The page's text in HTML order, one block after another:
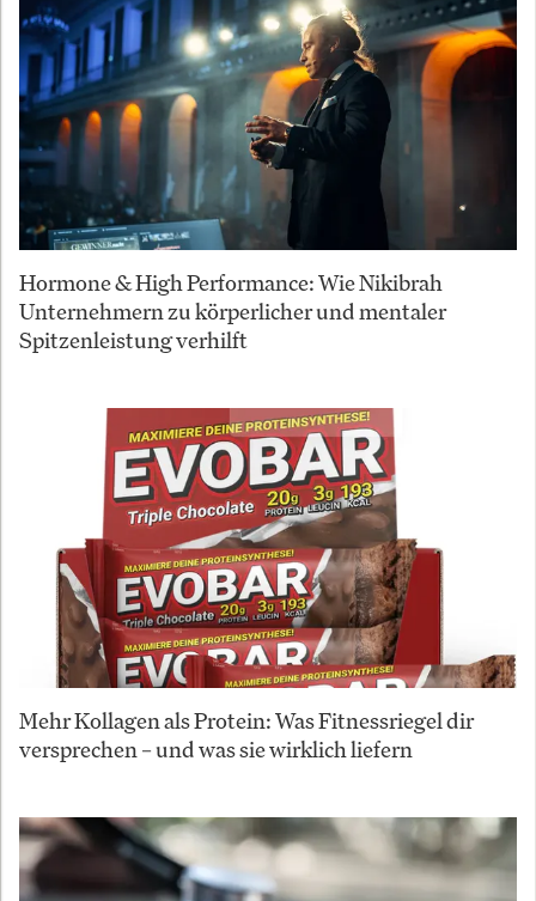
Hormone & High Performance: Wie Nikibrah
Unternehmern zu körperlicher und mentaler
Spitzenleistung verhilft
Mehr Kollagen als Protein: Was Fitnessriegel dir
versprechen – und was sie wirklich liefern